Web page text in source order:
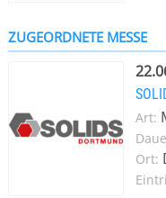
und
ZUGEORDNETE MESSE
Art:
Ort: